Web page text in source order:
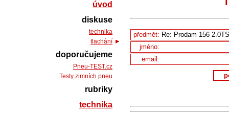
předmět:
jméno:
email:
úvod
diskuse
technika
tlachání
doporučujeme
Pneu-TEST.cz
Testy zimních pneu
rubriky
technika